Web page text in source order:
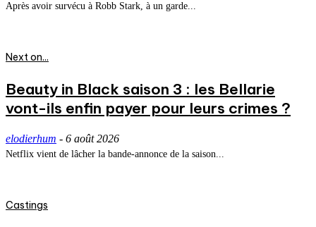
Après avoir survécu à Robb Stark, à un garde...
Next on...
Beauty in Black saison 3 : les Bellarie
vont-ils enfin payer pour leurs crimes ?
elodierhum - 6 août 2026
Netflix vient de lâcher la bande-annonce de la saison...
Castings